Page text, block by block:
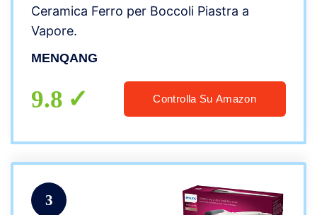
Ceramica Ferro per Boccoli Piastra a
Vapore.
MENQANG
9.8 Controlla Su Amazon
3